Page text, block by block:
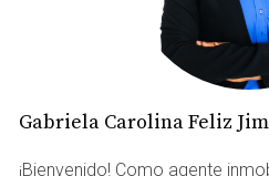
valor e incluso pueden
especialmente en un país
Dominicana, donde el turismo
Casos Prácticos de
Para ilustrar cómo invertir en
Gabriela Carolina Feliz
¡Bienvenido! Como agente